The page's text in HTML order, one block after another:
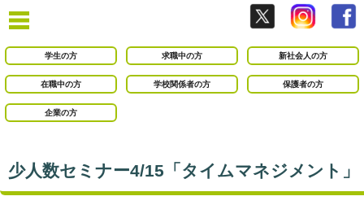
学生の方 求職中の方 新社会人の方
在職中の方 学校関係者の方 保護者の方
企業の方
少人数セミナー4/15「タイムマネジメント」